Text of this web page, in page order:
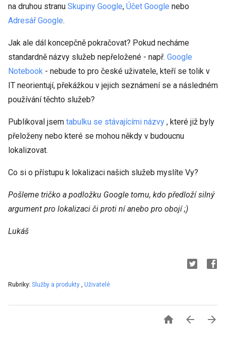
na druhou stranu Skupiny Google, Účet Google nebo
Adresář Google.
Jak ale dál koncepčně pokračovat? Pokud necháme
standardně názvy služeb nepřeložené - např. Google
Notebook - nebude to pro české uživatele, kteří se tolik v
IT neorientují, překážkou v jejich seznámení se a následném
používání těchto služeb?
Publikoval jsem tabulku se stávajícími názvy , které již byly
přeloženy nebo které se mohou někdy v budoucnu
lokalizovat.
Co si o přístupu k lokalizaci našich služeb myslíte Vy?
Pošleme tričko a podložku Google tomu, kdo předloží silný
argument pro lokalizaci či proti ní anebo pro obojí ;)
Lukáš
Rubriky: Služby a produkty , Uživatelé
  